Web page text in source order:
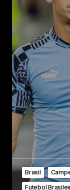
Brasil
Futebol